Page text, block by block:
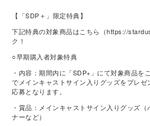
【「SDP＋」限定特典】
下記特典の対象商品はこちら（https://
ク！
○早期購入者対象特典
・内容：期間内に「SDP+」にて対象商品を
でメインキャストサイン入りグッズをプレ
応募となります。
・賞品：メインキャストサイン入りグッズ
ナーなど）